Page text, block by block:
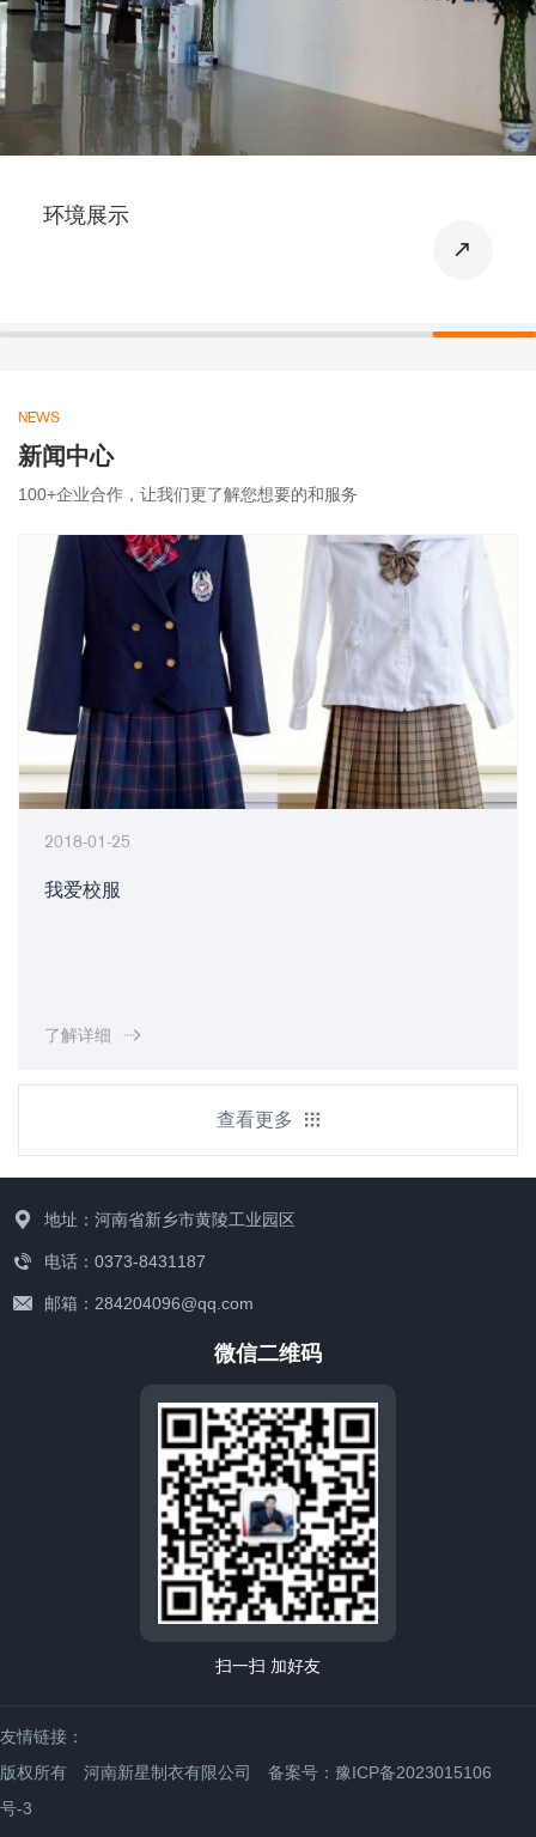
领导视察
NEWS
新闻中心
100+企业合作，让我们更了解您想要的和服务
01-25
查看更多
地址：河南省新乡市黄陵工业园区
电话：0373-8431187
邮箱：284204096@qq.com
微信二维码
扫一扫 加好友
友情链接：
版权所有 河南新星制衣有限公司 备案号：豫ICP备2023015106
号-3